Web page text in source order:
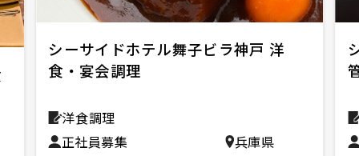
シーサイドホテル舞子ビラ神戸 洋
食・宴会調理
洋食調理
正社員募集
兵庫県